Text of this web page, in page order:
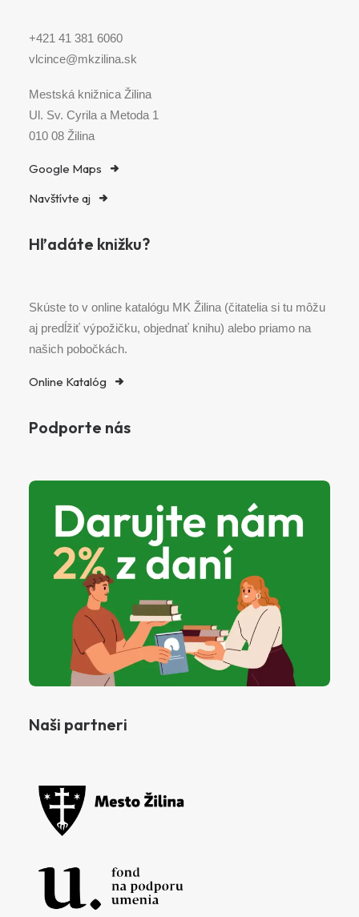
+421 41 381 6060
vlcince@mkzilina.sk
Mestská knižnica Žilina
Ul. Sv. Cyrila a Metoda 1
010 08 Žilina
Google Maps
Navštívte aj
Hľadáte knižku?
Skúste to v online katalógu MK Žilina (čitatelia si tu môžu
aj predĺžiť výpožičku, objednať knihu) alebo priamo na
našich pobočkách.
Online Katalóg
Podporte nás
Naši partneri